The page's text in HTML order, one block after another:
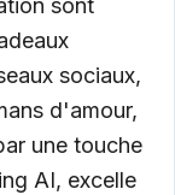
sociaux,
d'amour,
une touche
AI, excelle